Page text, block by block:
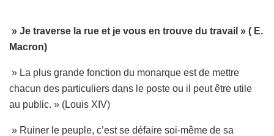
» Je traverse la rue et je vous en trouve du travail » ( E.
Macron)
» La plus grande fonction du monarque est de mettre
chacun des particuliers dans le poste ou il peut être utile
au public. » (Louis XIV)
» Ruiner le peuple, c’est se défaire soi-même de sa